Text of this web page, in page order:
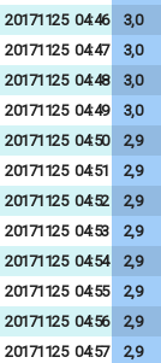
20171125 04:46 3,0
20171125 04:47 3,0
20171125 04:48 3,0
20171125 04:49 3,0
20171125 04:50 2,9
20171125 04:51 2,9
20171125 04:52 2,9
20171125 04:53 2,9
20171125 04:54 2,9
20171125 04:55 2,9
20171125 04:56 2,9
20171125 04:57 2,9